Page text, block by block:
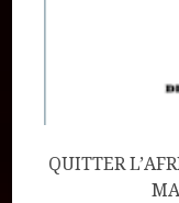
QUITTER